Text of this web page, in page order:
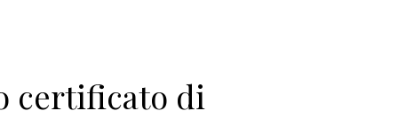
certificato di